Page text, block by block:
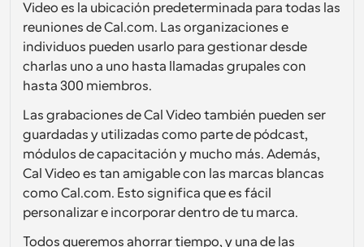
Video es la ubicación predeterminada para todas las
reuniones de Cal.com. Las organizaciones e
individuos pueden usarlo para gestionar desde
charlas uno a uno hasta llamadas grupales con
hasta 300 miembros.
Las grabaciones de Cal Video también pueden ser
guardadas y utilizadas como parte de pódcast,
módulos de capacitación y mucho más. Además,
Cal Video es tan amigable con las marcas blancas
como Cal.com. Esto significa que es fácil
personalizar e incorporar dentro de tu marca.
Todos queremos ahorrar tiempo, y una de las